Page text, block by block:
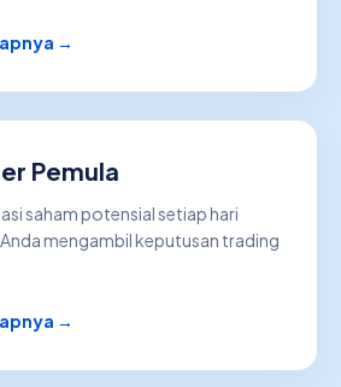
→
Pemula
saham potensial setiap hari
mengambil keputusan trading
→